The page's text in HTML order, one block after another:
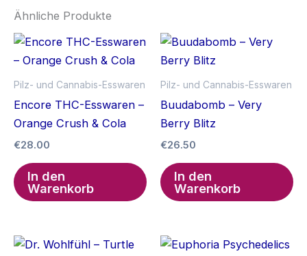
Ähnliche Produkte
Pilz- und Cannabis-Esswaren
Encore THC-Esswaren –
Orange Crush & Cola
€28.00
In den
Warenkorb
Pilz- und Cannabis-Esswaren
Buudabomb – Very
Berry Blitz
€26.50
In den
Warenkorb